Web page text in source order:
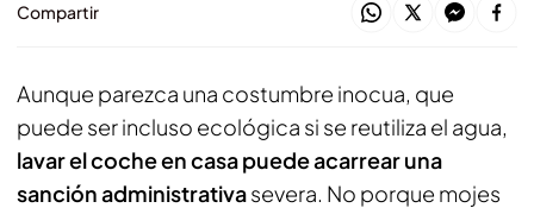
Compartir
Aunque parezca una costumbre inocua, que
puede ser incluso ecológica si se reutiliza el agua,
lavar el coche en casa puede acarrear una
sanción administrativasevera. No porque mojes